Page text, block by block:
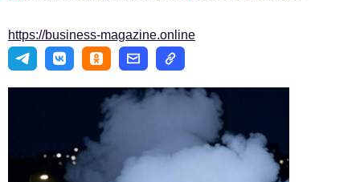
Авторские материалы
Телефон редакции: +7 495 727-01-67
Электронные почты редакции:
Информационный отдел
https://business-magazine.online